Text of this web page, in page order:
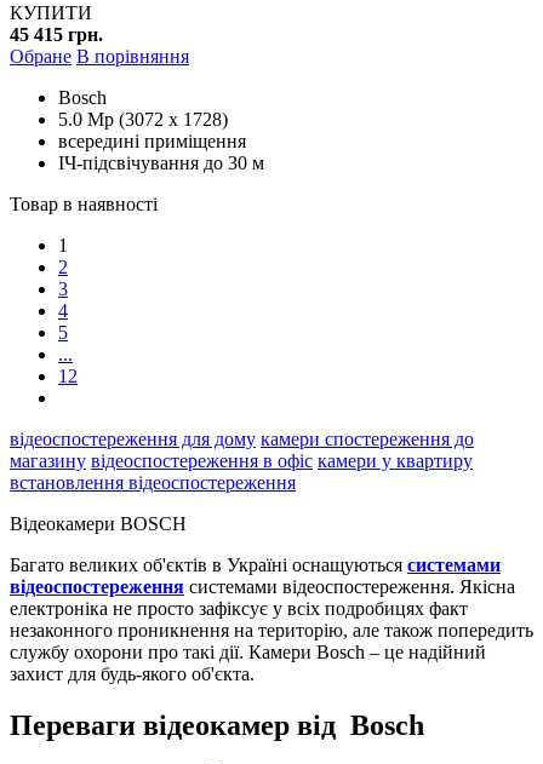
КУПИТИ
45 415 грн.
Обране В порівняння
Bosch
5.0 Mp (3072 x 1728)
всередині приміщення
ІЧ-підсвічування до 30 м
Товар в наявності
1
2
3
4
5
...
12
відеоспостереження для дому камери спостереження до
магазину відеоспостереження в офіс камери у квартиру
встановлення відеоспостереження
Відеокамери BOSCH
Багато великих об'єктів в Україні оснащуються системами
відеоспостереження системами відеоспостереження. Якісна
електроніка не просто зафіксує у всіх подробицях факт
незаконного проникнення на територію, але також попередить
службу охорони про такі дії. Камери Bosch – це надійний
захист для будь-якого об'єкта.
Переваги відеокамер від Bosch